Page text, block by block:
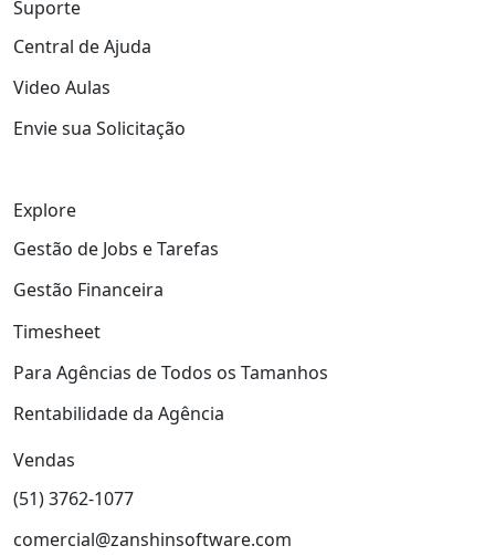
Suporte
Central de Ajuda
Video Aulas
Envie sua Solicitação
Explore
Gestão de Jobs e Tarefas
Gestão Financeira
Timesheet
Para Agências de Todos os Tamanhos
Rentabilidade da Agência
Vendas
(51) 3762-1077
comercial@zanshinsoftware.com